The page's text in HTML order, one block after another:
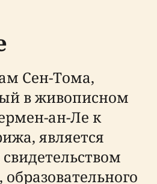
Сен-Тома,
в живописном
ан-Ле к
является
образовательного